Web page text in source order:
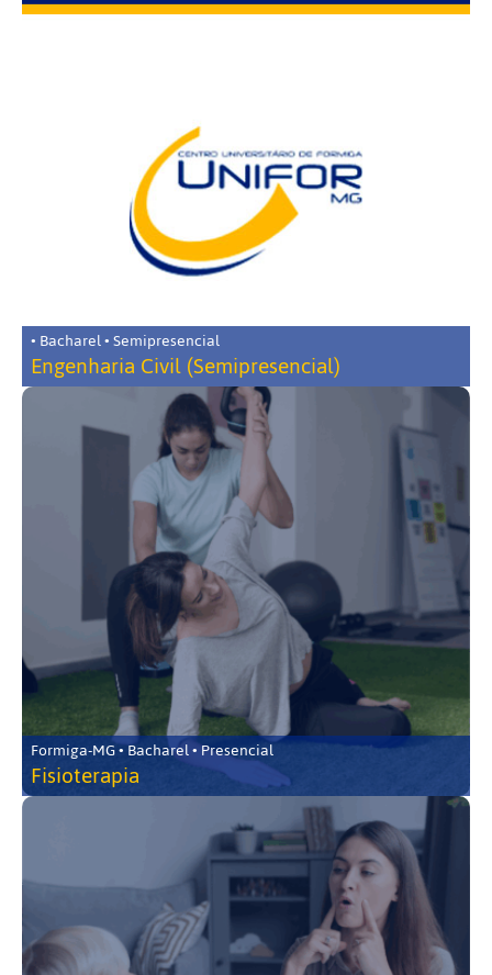
• Bacharel • Semipresencial
Engenharia Civil (Semipresencial)
Formiga-MG • Bacharel • Presencial
Fisioterapia